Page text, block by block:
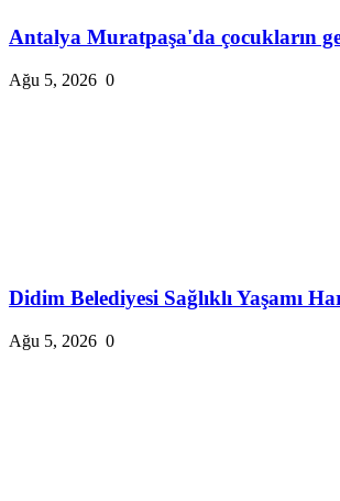
Antalya Muratpaşa'da çocukların
Ağu 5, 2026 0
Didim Belediyesi Sağlıklı Yaşamı
Ağu 5, 2026 0